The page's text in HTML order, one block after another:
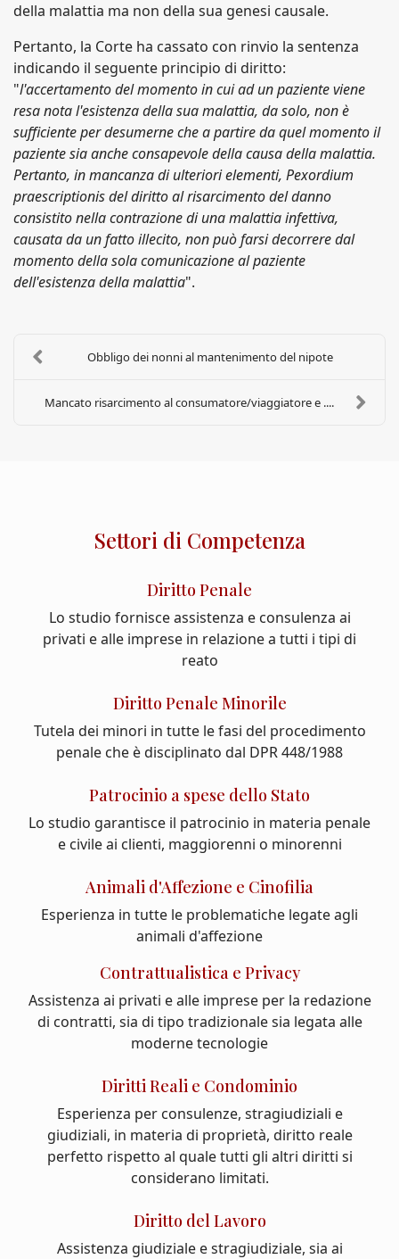
della malattia ma non della sua genesi causale.
Pertanto, la Corte ha cassato con rinvio la sentenza
indicando il seguente principio di diritto:
"l'accertamento del momento in cui ad un paziente viene
resa nota l'esistenza della sua malattia, da solo, non è
sufficiente per desumerne che a partire da quel momento il
paziente sia anche consapevole della causa della malattia.
Pertanto, in mancanza di ulteriori elementi, Pexordium
praescriptionis del diritto al risarcimento del danno
consistito nella contrazione di una malattia infettiva,
causata da un fatto illecito, non può farsi decorrere dal
momento della sola comunicazione al paziente
dell'esistenza della malattia".
Obbligo dei nonni al mantenimento del nipote
Mancato risarcimento al consumatore/viaggiatore e ....
Settori di Competenza
Diritto Penale
Lo studio fornisce assistenza e consulenza ai
privati e alle imprese in relazione a tutti i tipi di
reato
Diritto Penale Minorile
Tutela dei minori in tutte le fasi del procedimento
penale che è disciplinato dal DPR 448/1988
Patrocinio a spese dello Stato
Lo studio garantisce il patrocinio in materia penale
e civile ai clienti, maggiorenni o minorenni
Animali d'Affezione e Cinofilia
Esperienza in tutte le problematiche legate agli
animali d'affezione
Contrattualistica e Privacy
Assistenza ai privati e alle imprese per la redazione
di contratti, sia di tipo tradizionale sia legata alle
moderne tecnologie
Diritti Reali e Condominio
Esperienza per consulenze, stragiudiziali e
giudiziali, in materia di proprietà, diritto reale
perfetto rispetto al quale tutti gli altri diritti si
considerano limitati.
Diritto del Lavoro
Assistenza giudiziale e stragiudiziale, sia ai